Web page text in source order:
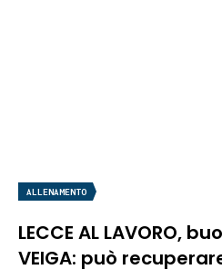
ALLENAMENTO
LECCE AL LAVORO,
VEIGA: può